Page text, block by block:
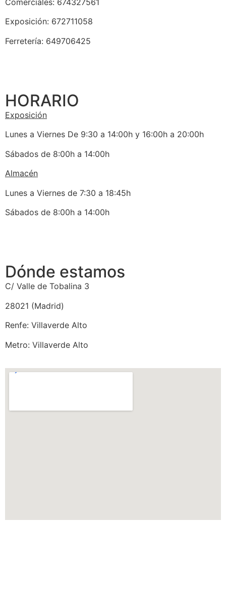
Exposición: 672711058
Ferretería: 649706425
HORARIO
Exposición
Lunes a Viernes De 9:30 a 14:00h y 16:00h a 20:00h
Sábados de 8:00h a 14:00h
Almacén
Lunes a Viernes de 7:30 a 18:45h
Sábados de 8:00h a 14:00h
Dónde estamos
C/ Valle de Tobalina 3
28021 (Madrid)
Renfe: Villaverde Alto
Metro: Villaverde Alto